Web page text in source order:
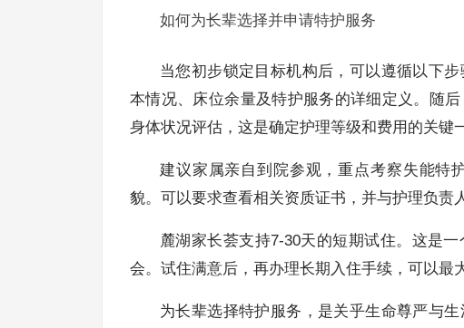
如何为长辈选择并申请特护服务
当您初步锁定目标机构后，可以遵循以下
本情况、床位余量及特护服务的详细定义。随
身体状况评估，这是确定护理等级和费用的关键
建议家属亲自到院参观，重点考察失能特
貌。可以要求查看相关资质证书，并与护理负责
麓湖家长荟支持7-30天的短期试住。这是
会。试住满意后，再办理长期入住手续，可以最
为长辈选择特护服务，是关乎生命尊严与